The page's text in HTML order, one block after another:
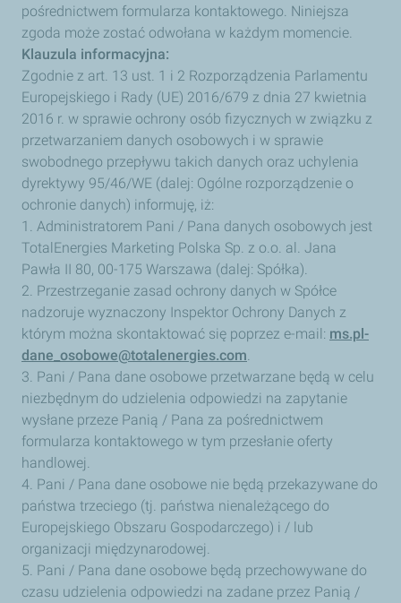
tym
odpowiedzi
zapytanie
wysłane
przeze
mnie
za
pośrednictwem
formularza
kontaktowego.
pośrednictwem formularza kontaktowego. Niniejsza
zgoda może zostać odwołana w każdym momencie.
Klauzula informacyjna:
Zgodnie z art. 13 ust. 1 i 2 Rozporządzenia Parlamentu
Europejskiego i Rady (UE) 2016/679 z dnia 27 kwietnia
2016 r. w sprawie ochrony osób fizycznych w związku z
przetwarzaniem danych osobowych i w sprawie
swobodnego przepływu takich danych oraz uchylenia
dyrektywy 95/46/WE (dalej: Ogólne rozporządzenie o
ochronie danych) informuję, iż:
1. Administratorem Pani / Pana danych osobowych jest
TotalEnergies Marketing Polska Sp. z o.o. al. Jana
Pawła II 80, 00-175 Warszawa (dalej: Spółka).
2. Przestrzeganie zasad ochrony danych w Spółce
nadzoruje wyznaczony Inspektor Ochrony Danych z
którym można skontaktować się poprzez e-mail: ms.pl-
dane_osobowe@totalenergies.com
3. Pani / Pana dane osobowe przetwarzane będą w celu
niezbędnym do udzielenia odpowiedzi na zapytanie
wysłane przeze Panią / Pana za pośrednictwem
formularza kontaktowego w tym przesłanie oferty
handlowej.
4. Pani / Pana dane osobowe nie będą przekazywane do
państwa trzeciego (tj. państwa nienależącego do
Europejskiego Obszaru Gospodarczego) i / lub
organizacji międzynarodowej.
5. Pani / Pana dane osobowe będą przechowywane do
czasu udzielenia odpowiedzi na zadane przez Panią /